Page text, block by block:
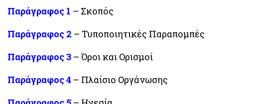
Παράγραφος 1 – Σκοπός
Παράγραφος 2 – Τυποποιητικές Παραπομπές
Παράγραφος 3 – Όροι και Ορισμοί
Παράγραφος 4 – Πλαίσιο Οργάνωσης